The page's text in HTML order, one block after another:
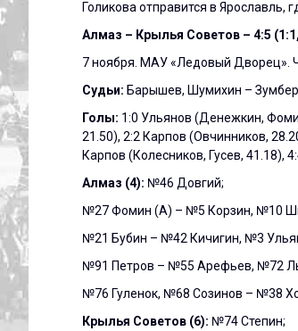
Голикова отправится в Ярославль,
Алмаз – Крылья Советов – 4:5
7 ноября. МАУ «Ледовый Дворец».
Судьи: Барышев, Шумихин –
Голы: 1:0 Ульянов (Денежкин,
21.50), 2:2 Карпов (Овчинников,
Карпов (Колесников, Гусев, 41.18),
Алмаз (4): №46 Довгий;
№27 Фомин (А) – №5 Корзин, №10
№21 Бубин – №42 Кичигин, №3
№91 Петров – №55 Арефьев, №72
№76 Гуленок, №68 Созинов – №38
Крылья Советов (6): №74 Степин;